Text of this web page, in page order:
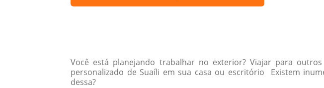
Você está planejando trabalhar no exterior? Viajar para
personalizado de Suaíli em sua casa ou escritório Existem
dessa?